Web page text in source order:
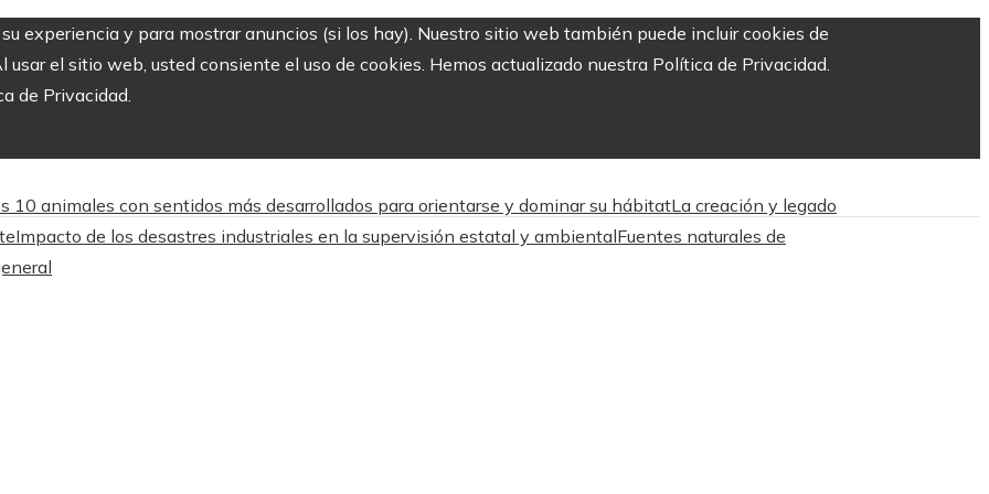
experiencia y para mostrar anuncios (si los hay). Nuestro sitio web también puede incluir cookies de
el sitio web, usted consiente el uso de cookies. Hemos actualizado nuestra Política de Privacidad.
de Privacidad.
10 animales con sentidos más desarrollados para orientarse y dominar su hábitatLa creación y legado
Impacto de los desastres industriales en la supervisión estatal y ambientalFuentes naturales de